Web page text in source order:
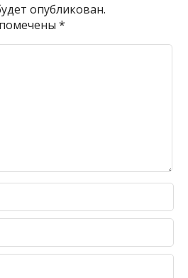
опубликован.
*